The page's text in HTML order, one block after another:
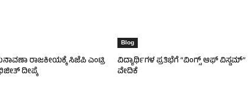
ರಾಜಕೀಯಕ್ಕೆ ಸಿಜೆಪಿ ಎಂಟ್ರಿ
ದೀಪ್ಕೆ
Blog
ವಿದ್ಯಾರ್ಥಿಗಳ ಪ್ರತಿಭೆಗೆ “ವಿಂಗ್ಸ್ ಆಫ್ ವಿಸ್ಡಮ್”
ವೇದಿಕೆ